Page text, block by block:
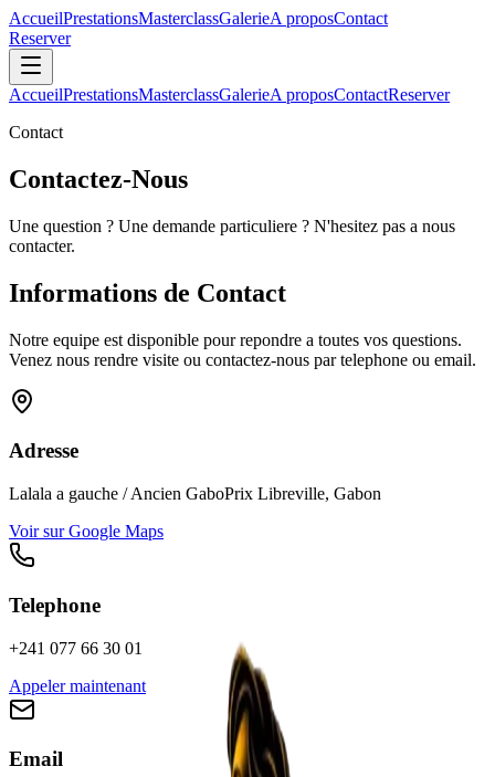
AccueilPrestationsMasterclassGalerieA proposContact
Reserver
AccueilPrestationsMasterclassGalerieA proposContactReserver
Contact
Contactez-Nous
Une question ? Une demande particuliere ? N'hesitez pas a nous
contacter.
Informations de Contact
Notre equipe est disponible pour repondre a toutes vos questions.
Venez nous rendre visite ou contactez-nous par telephone ou email.
Adresse
Lalala a gauche / Ancien GaboPrix Libreville, Gabon
Voir sur Google Maps
Telephone
+241 077 66 30 01
Appeler maintenant
Email